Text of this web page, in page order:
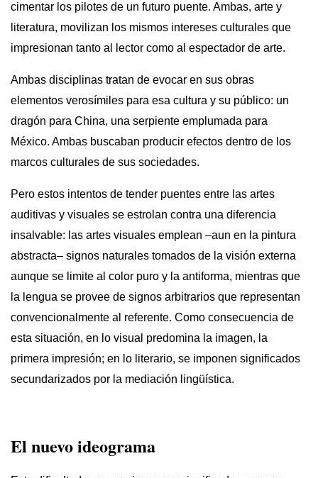
cimentar los pilotes de un futuro puente. Ambas, arte y
literatura, movilizan los mismos intereses culturales que
impresionan tanto al lector como al espectador de arte.
Ambas disciplinas tratan de evocar en sus obras
elementos verosímiles para esa cultura y su público: un
dragón para China, una serpiente emplumada para
México. Ambas buscaban producir efectos dentro de los
marcos culturales de sus sociedades.
Pero estos intentos de tender puentes entre las artes
auditivas y visuales se estrolan contra una diferencia
insalvable: las artes visuales emplean –aun en la pintura
abstracta– signos naturales tomados de la visión externa
aunque se limite al color puro y la antiforma, mientras que
la lengua se provee de signos arbitrarios que representan
convencionalmente al referente. Como consecuencia de
esta situación, en lo visual predomina la imagen, la
primera impresión; en lo literario, se imponen significados
secundarizados por la mediación lingüística.
El nuevo ideograma